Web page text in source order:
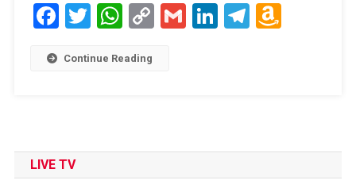
Facebook
TwitterWhatsApp
CopyGmailLinkedIn
Telegram
Continue Reading
LIVE TV